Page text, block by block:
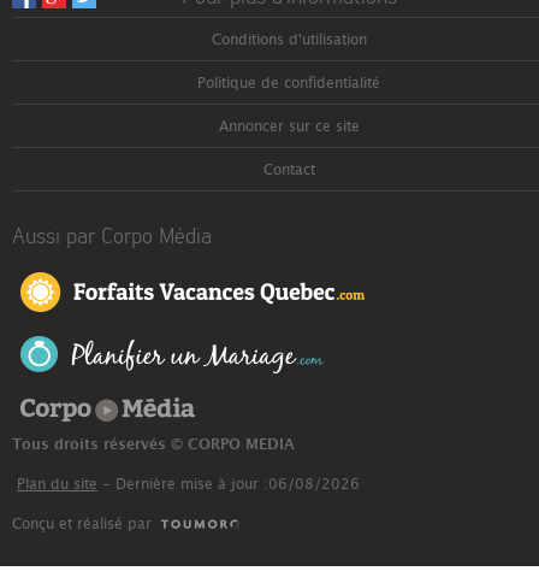
Conditions d'utilisation
Politique de confidentialité
Annoncer sur ce site
Contact
Aussi par Corpo Média
Tous droits réservés © CORPO MEDIA
Plan du site - Dernière mise à jour :06/08/2026
Conçu et réalisé par